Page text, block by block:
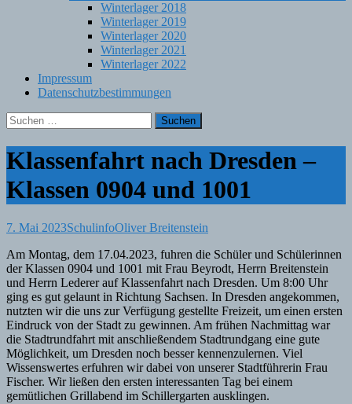
Winterlager 2018
Winterlager 2019
Winterlager 2020
Winterlager 2021
Winterlager 2022
Impressum
Datenschutzbestimmungen
Suchen
nach:
Klassenfahrt nach Dresden –
Klassen 0904 und 1001
7. Mai 2023SchulinfoOliver Breitenstein
Am Montag, dem 17.04.2023, fuhren die Schüler und Schülerinnen
der Klassen 0904 und 1001 mit Frau Beyrodt, Herrn Breitenstein
und Herrn Lederer auf Klassenfahrt nach Dresden. Um 8:00 Uhr
ging es gut gelaunt in Richtung Sachsen. In Dresden angekommen,
nutzten wir die uns zur Verfügung gestellte Freizeit, um einen ersten
Eindruck von der Stadt zu gewinnen. Am frühen Nachmittag war
die Stadtrundfahrt mit anschließendem Stadtrundgang eine gute
Möglichkeit, um Dresden noch besser kennenzulernen. Viel
Wissenswertes erfuhren wir dabei von unserer Stadtführerin Frau
Fischer. Wir ließen den ersten interessanten Tag bei einem
gemütlichen Grillabend im Schillergarten ausklingen.